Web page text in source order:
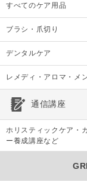
すべてのケア用品
ブラシ・爪切り
デンタルケア
レメディ・アロマ・メ
通信講座
ホリスティックケア・
ー養成講座など